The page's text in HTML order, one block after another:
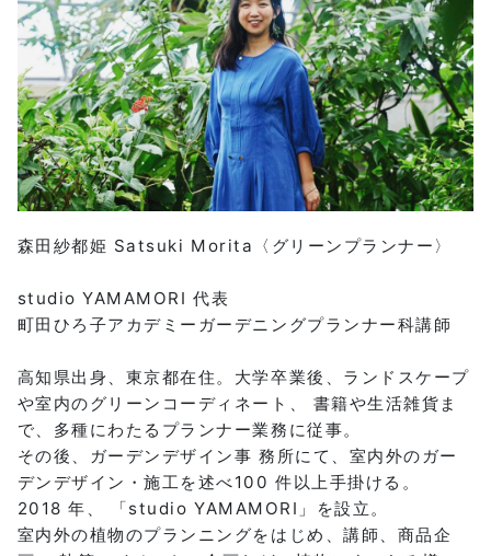
森田紗都姫 Satsuki Morita〈グリーンプランナー〉
studio YAMAMORI 代表
町田ひろ子アカデミーガーデニングプランナー科講師
高知県出身、東京都在住。大学卒業後、ランドスケープ
や室内のグリーンコーディネート、 書籍や生活雑貨ま
で、多種にわたるプランナー業務に従事。
その後、ガーデンデザイン事 務所にて、室内外のガー
デンデザイン・施工を述べ100 件以上手掛ける。
2018 年、 「studio YAMAMORI」を設立。
室内外の植物のプランニングをはじめ、講師、商品企